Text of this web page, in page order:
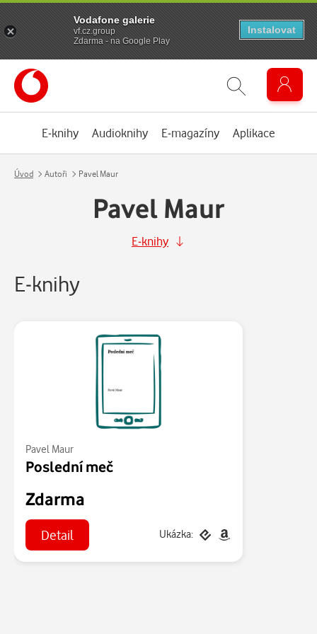
E-knihy Audioknihy E-magazíny Aplikace
Úvod Autoři Pavel Maur
Pavel Maur
E-knihy
E-knihy
Pavel Maur
Poslední meč
Zdarma
Detail Ukázka:
Vodafone galerie
vf.cz.group
Zdarma - na Google Play
Instalovat